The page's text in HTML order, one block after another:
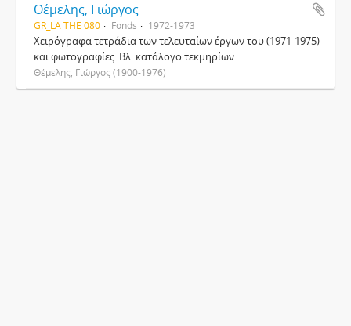
Θέμελης, Γιώργος
GR_LA THE 080 Fonds 1972-1973
Χειρόγραφα τετράδια των τελευταίων έργων του (1971-1975)
και φωτογραφίες. Βλ. κατάλογο τεκμηρίων.
Θέμελης, Γιώργος (1900-1976)